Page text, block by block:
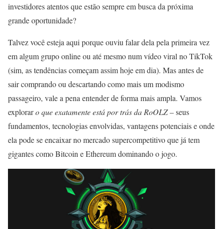
investidores atentos que estão sempre em busca da próxima
grande oportunidade?
Talvez você esteja aqui porque ouviu falar dela pela primeira vez
em algum grupo online ou até mesmo num vídeo viral no TikTok
(sim, as tendências começam assim hoje em dia). Mas antes de
sair comprando ou descartando como mais um modismo
passageiro, vale a pena entender de forma mais ampla. Vamos
exploraro que exatamente está por trás da RoOLZ– seus
fundamentos, tecnologias envolvidas, vantagens potenciais e onde
ela pode se encaixar no mercado supercompetitivo que já tem
gigantes como Bitcoin e Ethereum dominando o jogo.